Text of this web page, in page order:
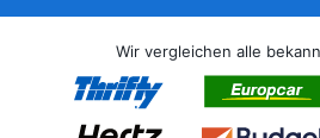
Wir vergleichen alle